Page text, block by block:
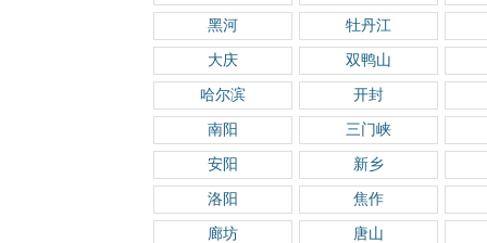
黑河 牡丹江
大庆 双鸭山
哈尔滨 开封
南阳 三门峡
安阳 新乡
洛阳 焦作
廊坊 唐山